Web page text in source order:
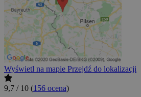
Wyświetl na mapie Przejdź do lokalizacji
9,7 / 10 (156 ocena)